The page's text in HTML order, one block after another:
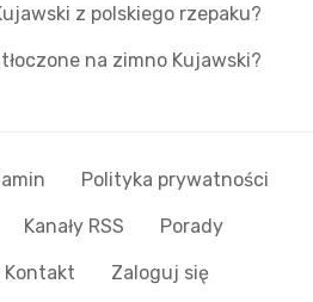
z polskiego rzepaku?
na zimno Kujawski?
Polityka prywatności
Kanały RSS Porady
Kontakt Zaloguj się